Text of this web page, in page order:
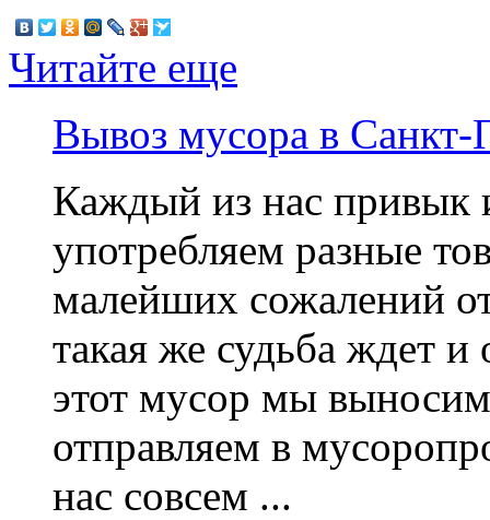
Читайте еще
Вывоз мусора в Санкт-
Каждый из нас
употребляем разные
малейших сожалений
такая же судьба ждет и
этот мусор мы
отправляем в
нас совсем ...